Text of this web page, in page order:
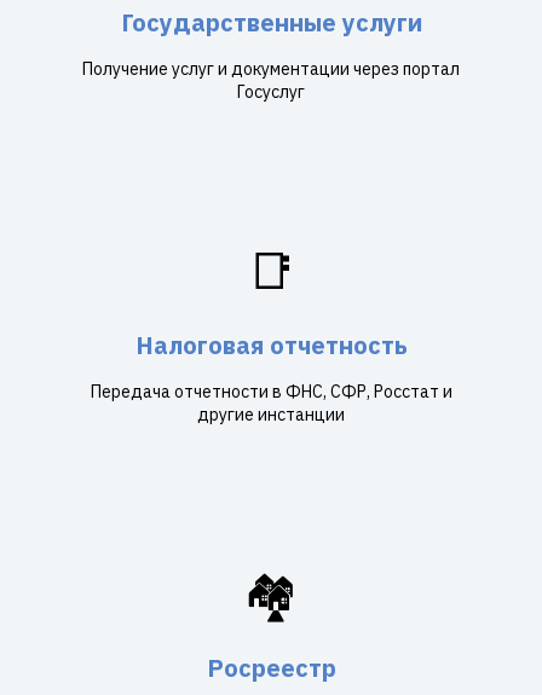
Государственные услуги
Получение услуг и документации через портал
Госуслуг
📑
Налоговая отчетность
Передача отчетности в ФНС, СФР, Росстат и
другие инстанции
🏘️
Росреестр